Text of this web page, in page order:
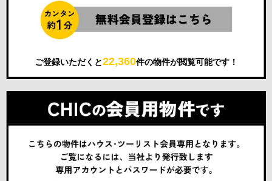
ご登録いただくと22,360件の物件が閲覧可能です！